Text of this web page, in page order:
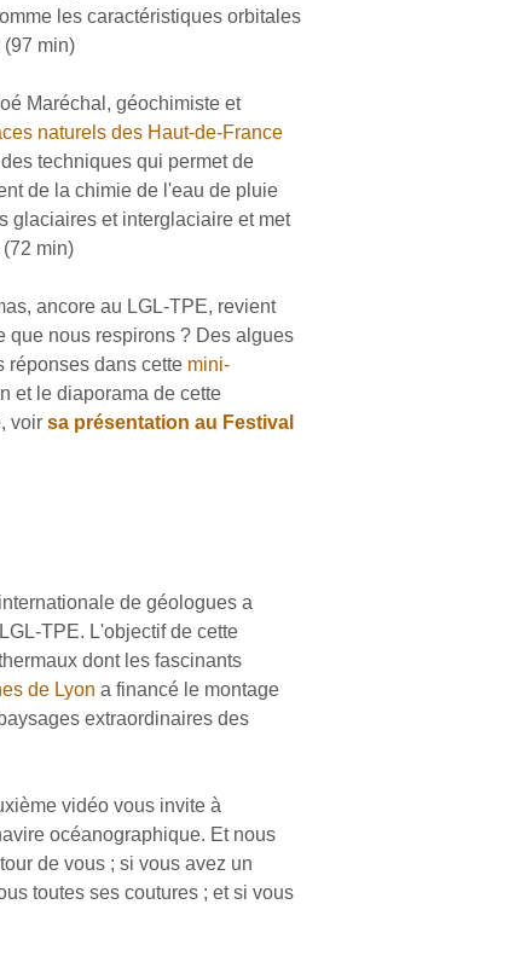
les caractéristiques orbitales
min)
Maréchal, géochimiste et
naturels des Haut-de-France
techniques qui permet de
de la chimie de l'eau de pluie
glaciaires et interglaciaire et met
min)
ancore au LGL-TPE, revient
que nous respirons ? Des algues
réponses dans cette mini-
et le diaporama de cette
voir sa présentation au Festival
de géologues a
TPE. L'objectif de cette
dont les fascinants
de Lyon a financé le montage
extraordinaires des
vidéo vous invite à
océanographique. Et nous
de vous ; si vous avez un
toutes ses coutures ; et si vous